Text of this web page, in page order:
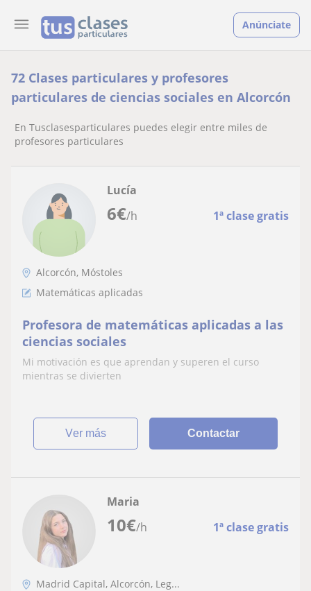
Anúnciate
72 Clases particulares y profesores
particulares de ciencias sociales en Alcorcón
En Tusclasesparticulares puedes elegir entre miles de
profesores particulares
6€/h 1ª clase gratis
Lucía
Alcorcón, Móstoles
Matemáticas aplicadas
Profesora de matemáticas aplicadas a las
ciencias sociales
Mi motivación es que aprendan y superen el curso
mientras se divierten
ver más Contactar
10€/h 1ª clase gratis
Maria
Madrid Capital, Alcorcón, Leg...